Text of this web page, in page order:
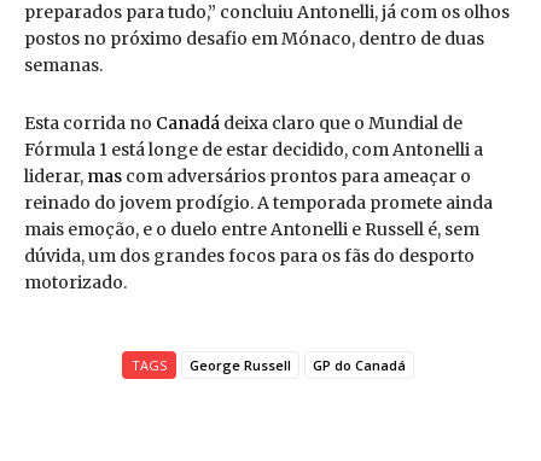
preparados para tudo,” concluiu Antonelli, já com os olhos
postos no próximo desafio em Mónaco, dentro de duas
semanas.
Esta corrida no Canadá deixa claro que o Mundial de
Fórmula 1 está longe de estar decidido, com Antonelli a
liderar, mas com adversários prontos para ameaçar o
reinado do jovem prodígio. A temporada promete ainda
mais emoção, e o duelo entre Antonelli e Russell é, sem
dúvida, um dos grandes focos para os fãs do desporto
motorizado.
TAGS George Russell GP do Canadá